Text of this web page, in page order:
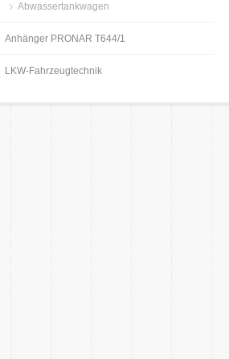
Abwassertankwagen
Anhänger PRONAR T644/1
LKW-Fahrzeugtechnik